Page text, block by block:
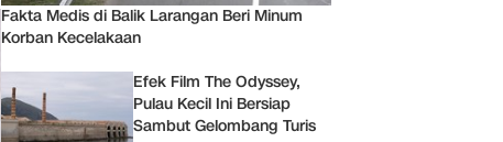
Fakta Medis di Balik Larangan Beri Minum
Korban Kecelakaan
Efek Film The Odyssey,
Pulau Kecil Ini Bersiap
Sambut Gelombang Turis